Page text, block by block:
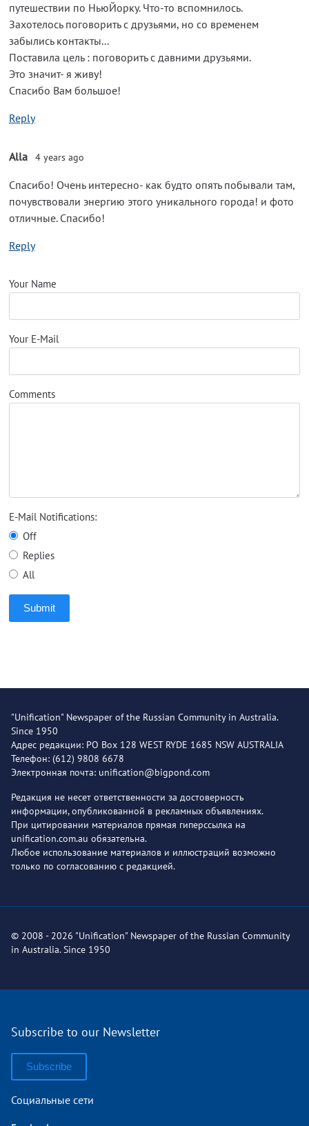
путешествии по НьюЙорку. Что-то вспомнилось.
Захотелось поговорить с друзьями, но со временем
забылись контакты...
Поставила цель : поговорить с давними друзьями.
Это значит- я живу!
Спасибо Вам большое!
Reply
Alla 4 years ago
Спасибо! Очень интересно- как будто опять побывали там,
почувствовали энергию этого уникального города! и фото
отличные. Спасибо!
Reply
Your Name
Your E-Mail
Comments
E-Mail Notifications:
Off
Replies
All
Submit
"Unification" Newspaper of the Russian Community in Australia.
Since 1950
Адрес редакции: PO Box 128 WEST RYDE 1685 NSW AUSTRALIA
Телефон: (612) 9808 6678
Электронная почта: unification@bigpond.com
Редакция не несет ответственности за достоверность
информации, опубликованной в рекламных объявлениях.
При цитировании материалов прямая гиперссылка на
unification.com.au обязательна.
Любое использование материалов и иллюстраций возможно
только по согласованию с редакцией.
© 2008 - 2026 "Unification" Newspaper of the Russian Community
in Australia. Since 1950
Subscribe to our Newsletter
Subscribe
Социальные сети